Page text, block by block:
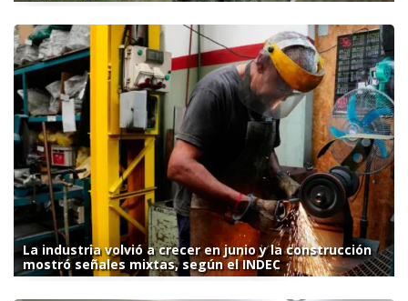
La industria volvió a crecer en junio y la construcción
mostró señales mixtas, según el INDEC